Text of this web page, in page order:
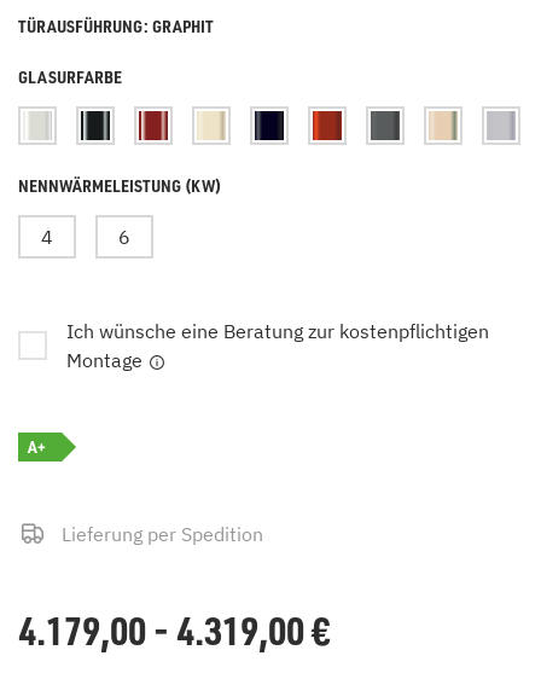
TÜRAUSFÜHRUNG: GRAPHIT
GLASURFARBE
NENNWÄRMELEISTUNG (KW)
4 6
Ich wünsche eine Beratung zur kostenpflichtigen
Montage
A+
Lieferung per Spedition
4.179,00 - 4.319,00€